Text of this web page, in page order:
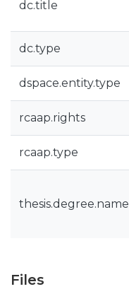
dc.title
dc.type
dspace.entity.type
rcaap.rights
rcaap.type
thesis.degree.name
Files